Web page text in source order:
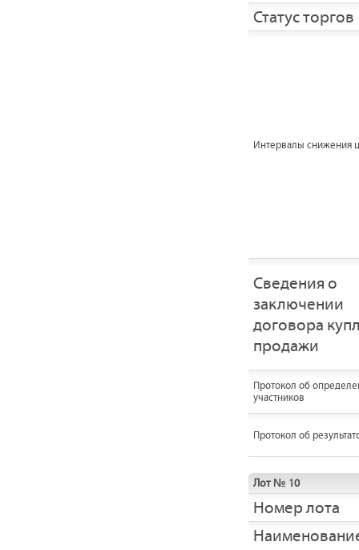
Статус торгов
Интервалы снижения
Сведения о
заключении
договора
продажи
Протокол об
участников
Протокол об
Лот № 10
Номер лота